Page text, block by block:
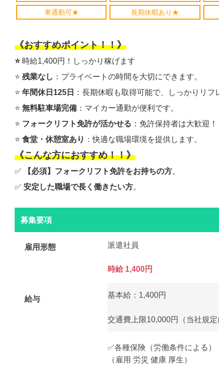
車通勤可★ 長期休暇あり★
《おすすめポイント！！》
⭐️時給1,400円！しっかり稼げます
⭐️ 残業なし ：プライベートの時間を大切にできます。
⭐️ 年間休日125日
：長期休暇も取得可能で、しっかりリフ
⭐️ 無料駐車場完備 ：マイカー通勤が便利です。
⭐️ フォークリフト免許が活かせる ：免許保持者は大歓迎！
⭐️ 食堂・休憩室あり ：快適な職場環境を提供します。
《こんな方におすすめ！！》
✅ 【必須】フォークリフト免許をお持ちの方。
✅ 安定した職場で長く働きたい方。
募集要項
雇用形態 派遣社員
給与
時給 1,400円
基本給：1,400円
交通費上限10,000円（当社規
✅各種保険（労働条件による）
（雇用 労災 健康 厚生）